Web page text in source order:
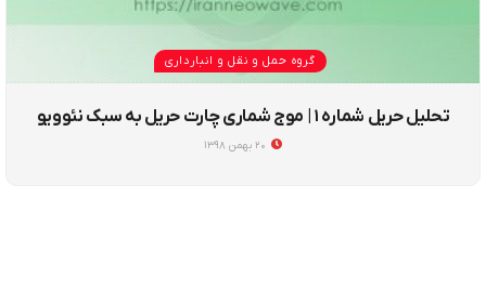
گروه حمل و نقل و انبارداری
تحلیل حریل شماره ۱ | موج شماری چارت حریل به سبک نئوویو